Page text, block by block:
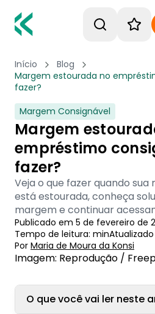
Início
Blog
Margem estourada no
fazer?
Margem Consignável
Margem
empréstimo
fazer?
Veja o que fazer quando
está estourada, conheça
margem e continuar
Publicado em 5 de fevereiro de
Tempo de leitura: min
Por Maria de Moura da Konsi
Imagem: Reprodução /
O que você vai ler neste